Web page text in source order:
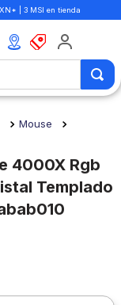
| 3 MSI en tienda
Mouse
4000X Rgb
Templado